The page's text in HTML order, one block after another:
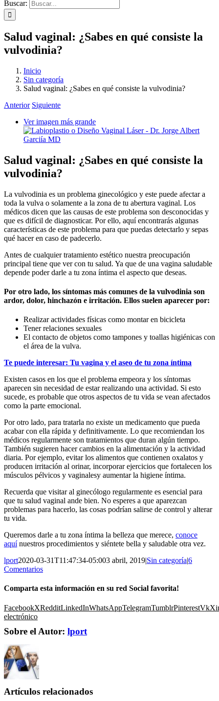
Buscar:
Salud vaginal: ¿Sabes en qué consiste la
vulvodinia?
Inicio
Sin categoría
Salud vaginal: ¿Sabes en qué consiste la vulvodinia?
Anterior Siguiente
Ver imagen más grande
Salud vaginal: ¿Sabes en qué consiste la
vulvodinia?
La vulvodinia es un problema ginecológico y este puede afectar a
toda la vulva o solamente a la zona de tu abertura vaginal. Los
médicos dicen que las causas de este problema son desconocidas y
que es difícil de diagnosticar. Por ello, aquí encontrarás algunas
características de este problema para que puedas detectarlo y sepas
qué hacer en caso de padecerlo.
Antes de cualquier tratamiento estético nuestra preocupación
principal tiene que ver con tu salud. Ya que de una vagina saludable
depende poder darle a tu zona íntima el aspecto que deseas.
Por otro lado, los síntomas más comunes de la vulvodinia son
ardor, dolor, hinchazón e irritación. Ellos suelen aparecer por:
Realizar actividades físicas como montar en bicicleta
Tener relaciones sexuales
El contacto de objetos como tampones y toallas higiénicas con
el área de la vulva.
Te puede interesar: Tu vagina y el aseo de tu zona íntima
Existen casos en los que el problema empeora y los síntomas
aparecen sin necesidad de estar realizando una actividad. Si esto
sucede, es probable que otros aspectos de tu vida se vean afectados
como la parte emocional.
Por otro lado, para tratarla no existe un medicamento que pueda
acabar con ella rápida y definitivamente. Lo que recomiendan los
médicos regularmente son tratamientos que duran algún tiempo.
También sugieren hacer cambios en la alimentación y la actividad
diaria. Por ejemplo, evitar los alimentos que contienen oxalatos y
producen irritación al orinar, incorporar ejercicios que fortalecen los
músculos pélvicos y vaginalesy aumentar la higiene íntima.
Recuerda que visitar al ginecólogo regularmente es esencial para
que tu salud vaginal ande bien. No esperes a que aparezcan
problemas para hacerlo, las cosas podrían salirse de control y alterar
tu vida.
Queremos darle a tu zona íntima la belleza que merece, conoce
aquínuestros procedimientos y siéntete bella y saludable otra vez.
lport2020-03-31T11:47:34-05:003 abril, 2019|Sin categoría|6
Comentarios
Comparta esta información en su red Social favorita!
FacebookXRedditLinkedInWhatsAppTelegramTumblrPinterestVk
electrónico
Sobre el Autor: lport
Artículos relacionados